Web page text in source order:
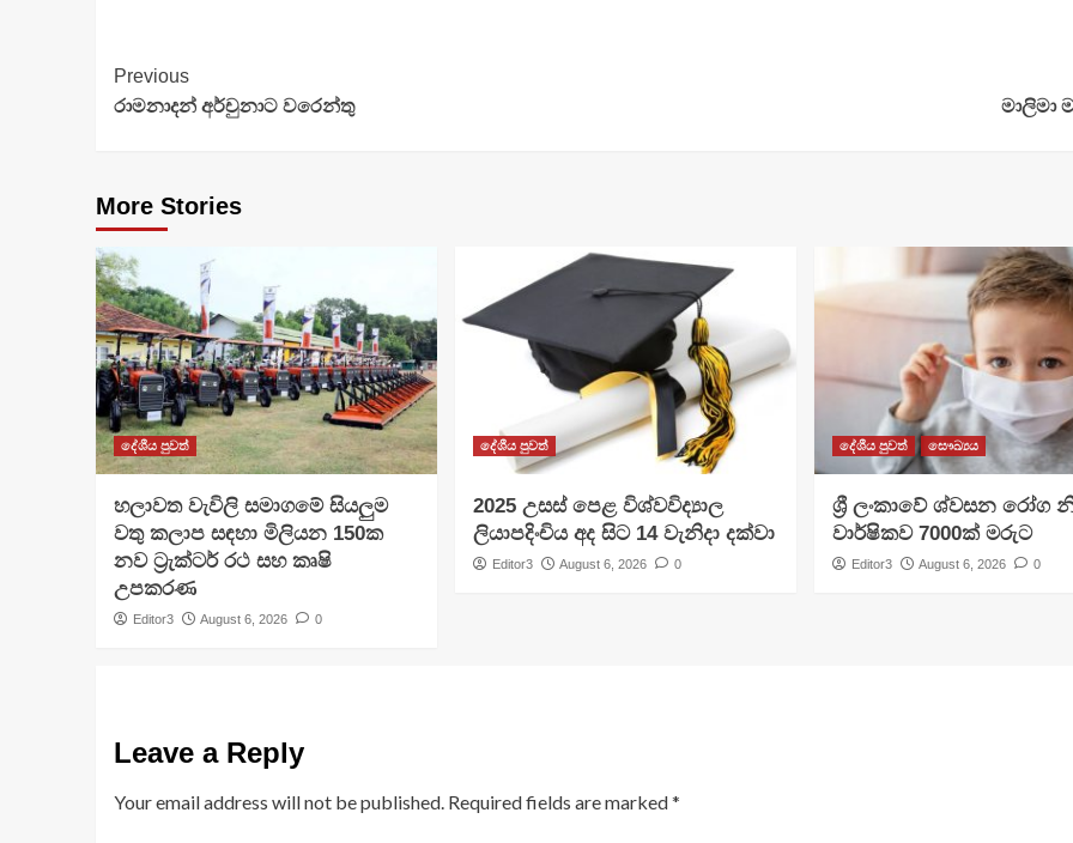
Continue
Reading
Previous
රාමනාදන් අර්චුනාට වරෙන්තු
මාලිමා
More Stories
දේශීය පුවත්
හලාවත වැවිලි සමාගමේ සියලුම
වතු කලාප සඳහා මිලියන 150ක
නව ට්‍රැක්ටර් රථ සහ කෘෂි
උපකරණ
Editor3 August 6, 2026 0
දේශීය පුවත්
​2025 උසස් පෙළ විශ්වවිද්‍යාල
ලියාපදිංචිය අද සිට 14 වැනිදා දක්වා
Editor3 August 6, 2026 0
දේශීය පුවත් සෞඛ්‍යය
ශ්‍රී ලංකාවේ ශ්වසන රෝග
වාර්ෂිකව 7000ක් මරුට
Editor3 August 6, 2026 0
Leave a Reply
Your email address will not be published. Required fields are marked*